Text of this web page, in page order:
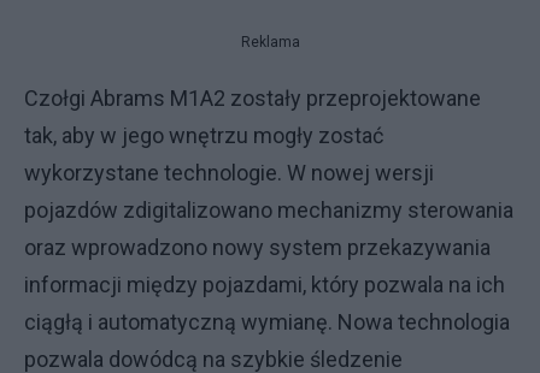
Reklama
Czołgi Abrams M1A2 zostały przeprojektowane
tak, aby w jego wnętrzu mogły zostać
wykorzystane technologie. W nowej wersji
pojazdów zdigitalizowano mechanizmy sterowania
oraz wprowadzono nowy system przekazywania
informacji między pojazdami, który pozwala na ich
ciągłą i automatyczną wymianę. Nowa technologia
pozwala dowódcą na szybkie śledzenie